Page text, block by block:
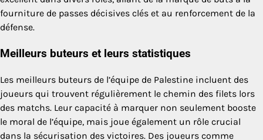
fourniture de passes décisives clés et au renforcement de la
défense.
Meilleurs buteurs et leurs statistiques
Les meilleurs buteurs de l’équipe de Palestine incluent des
joueurs qui trouvent régulièrement le chemin des filets lors
des matchs. Leur capacité à marquer non seulement booste
le moral de l’équipe, mais joue également un rôle crucial
dans la sécurisation des victoires. Des joueurs comme